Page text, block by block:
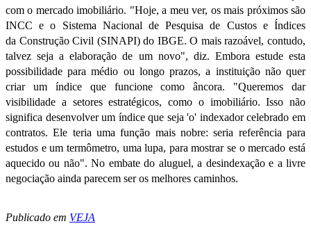
com o mercado imobiliário. "Hoje, a meu ver, os mais próximos são
INCC e o Sistema Nacional de Pesquisa de Custos e Índices
da Construção Civil (SINAPI) do IBGE. O mais razoável, contudo,
talvez seja a elaboração de um novo", diz. Embora estude esta
possibilidade para médio ou longo prazos, a instituição não quer
criar um índice que funcione como âncora. "Queremos dar
visibilidade a setores estratégicos, como o imobiliário. Isso não
significa desenvolver um índice que seja 'o' indexador celebrado em
contratos. Ele teria uma função mais nobre: seria referência para
estudos e um termômetro, uma lupa, para mostrar se o mercado está
aquecido ou não". No embate do aluguel, a desindexação e a livre
negociação ainda parecem ser os melhores caminhos.
Publicado em VEJA